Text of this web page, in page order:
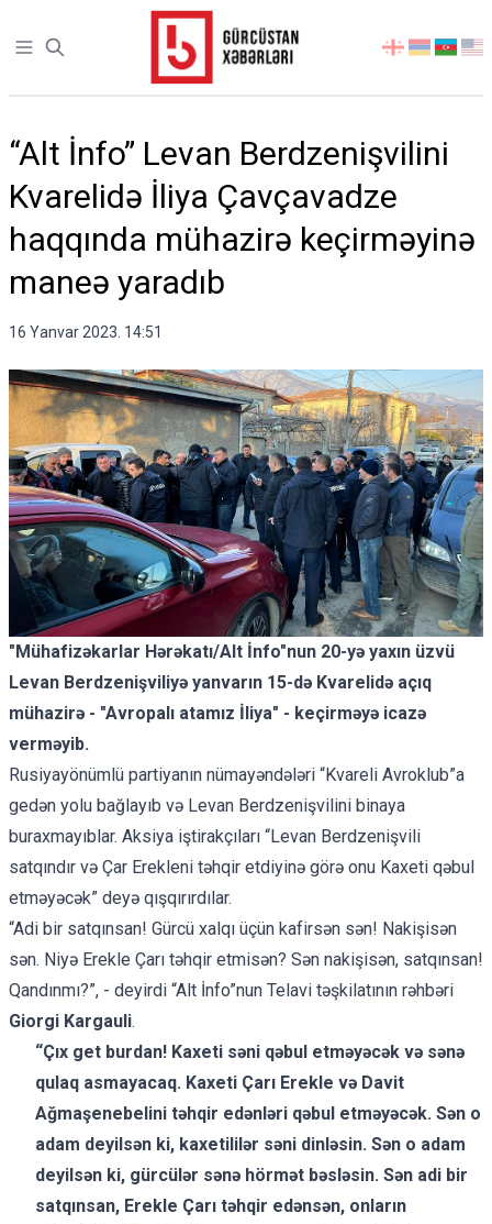
Open sidebar
აირჩიეთ
“Alt İnfo” Levan Berdzenişvilini
Kvarelidə İliya Çavçavadze
haqqında mühazirə keçirməyinə
maneə yaradıb
16 Yanvar 2023. 14:51
"Mühafizəkarlar Hərəkatı/Alt İnfo"nun 20-yə yaxın üzvü
Levan Berdzenişviliyə yanvarın 15-də Kvarelidə açıq
mühazirə - "Avropalı atamız İliya" - keçirməyə icazə
verməyib.
Rusiyayönümlü partiyanın nümayəndələri “Kvareli Avroklub”a
gedən yolu bağlayıb və Levan Berdzenişvilini binaya
buraxmayıblar. Aksiya iştirakçıları “Levan Berdzenişvili
satqındır və Çar Erekleni təhqir etdiyinə görə onu Kaxeti qəbul
etməyəcək” deyə qışqırırdılar.
“Adi bir satqınsan! Gürcü xalqı üçün kafirsən sən! Nakişisən
sən. Niyə Erekle Çarı təhqir etmisən? Sən nakişisən, satqınsan!
Qandınmı?”, - deyirdi “Alt İnfo”nun Telavi təşkilatının rəhbəri
Giorgi Kargauli.
“Çıx get burdan! Kaxeti səni qəbul etməyəcək və sənə
qulaq asmayacaq. Kaxeti Çarı Erekle və Davit
Ağmaşenebelini təhqir edənləri qəbul etməyəcək. Sən o
adam deyilsən ki, kaxetililər səni dinləsin. Sən o adam
deyilsən ki, gürcülər sənə hörmət bəsləsin. Sən adi bir
satqınsan, Erekle Çarı təhqir edənsən, onların